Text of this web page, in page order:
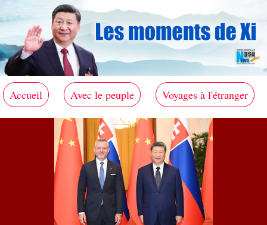
Accueil Avec le peuple Voyages à l'étranger